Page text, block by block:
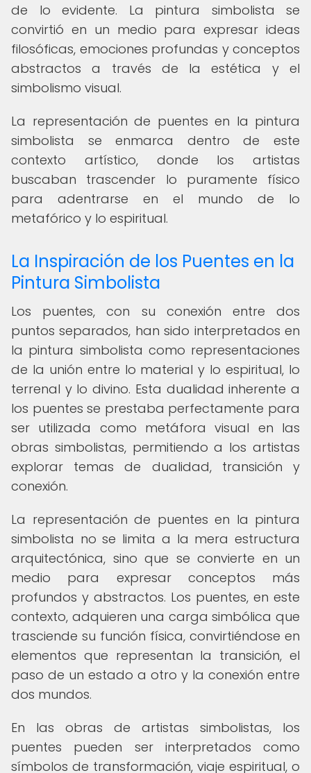
de lo evidente. La pintura simbolista se
convirtió en un medio para expresar ideas
filosóficas, emociones profundas y conceptos
abstractos a través de la estética y el
simbolismo visual.
La representación de puentes en la pintura
simbolista se enmarca dentro de este
contexto artístico, donde los artistas
buscaban trascender lo puramente físico
para adentrarse en el mundo de lo
metafórico y lo espiritual.
La Inspiración de los Puentes en la
Pintura Simbolista
Los puentes, con su conexión entre dos
puntos separados, han sido interpretados en
la pintura simbolista como representaciones
de la unión entre lo material y lo espiritual, lo
terrenal y lo divino. Esta dualidad inherente a
los puentes se prestaba perfectamente para
ser utilizada como metáfora visual en las
obras simbolistas, permitiendo a los artistas
explorar temas de dualidad, transición y
conexión.
La representación de puentes en la pintura
simbolista no se limita a la mera estructura
arquitectónica, sino que se convierte en un
medio para expresar conceptos más
profundos y abstractos. Los puentes, en este
contexto, adquieren una carga simbólica que
trasciende su función física, convirtiéndose en
elementos que representan la transición, el
paso de un estado a otro y la conexión entre
dos mundos.
En las obras de artistas simbolistas, los
puentes pueden ser interpretados como
símbolos de transformación, viaje espiritual, o